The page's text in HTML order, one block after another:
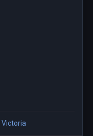
Victoria